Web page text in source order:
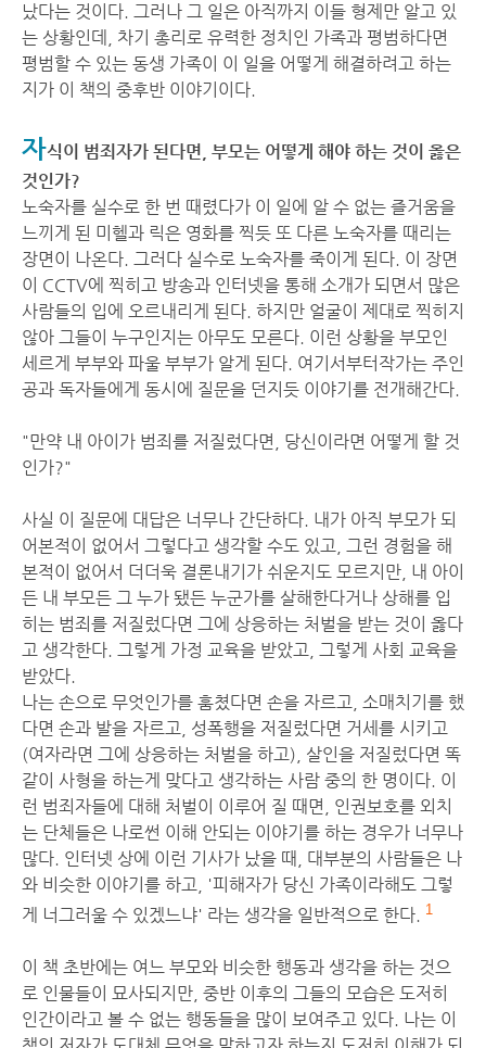
났다는 것이다. 그러나 그 일은 아직까지 이들 형제만 알고 있
는 상황인데, 차기 총리로 유력한 정치인 가족과 평범하다면
평범할 수 있는 동생 가족이 이 일을 어떻게 해결하려고 하는
지가 이 책의 중후반 이야기이다.
자식이 범죄자가 된다면, 부모는 어떻게 해야 하는 것이 옳은
것인가?
노숙자를 실수로 한 번 때렸다가 이 일에 알 수 없는 즐거움을
느끼게 된 미헬과 릭은 영화를 찍듯 또 다른 노숙자를 때리는
장면이 나온다. 그러다 실수로 노숙자를 죽이게 된다. 이 장면
이 CCTV에 찍히고 방송과 인터넷을 통해 소개가 되면서 많은
사람들의 입에 오르내리게 된다. 하지만 얼굴이 제대로 찍히지
않아 그들이 누구인지는 아무도 모른다. 이런 상황을 부모인
세르게 부부와 파울 부부가 알게 된다. 여기서부터작가는 주인
공과 독자들에게 동시에 질문을 던지듯 이야기를 전개해간다.
"만약 내 아이가 범죄를 저질렀다면, 당신이라면 어떻게 할 것
인가?"
사실 이 질문에 대답은 너무나 간단하다. 내가 아직 부모가 되
어본적이 없어서 그렇다고 생각할 수도 있고, 그런 경험을 해
본적이 없어서 더더욱 결론내기가 쉬운지도 모르지만, 내 아이
든 내 부모든 그 누가 됐든 누군가를 살해한다거나 상해를 입
히는 범죄를 저질렀다면 그에 상응하는 처벌을 받는 것이 옳다
고 생각한다. 그렇게 가정 교육을 받았고, 그렇게 사회 교육을
받았다.
나는 손으로 무엇인가를 훔쳤다면 손을 자르고, 소매치기를 했
다면 손과 발을 자르고, 성폭행을 저질렀다면 거세를 시키고
(여자라면 그에 상응하는 처벌을 하고), 살인을 저질렀다면 똑
같이 사형을 하는게 맞다고 생각하는 사람 중의 한 명이다. 이
런 범죄자들에 대해 처벌이 이루어 질 때면, 인권보호를 외치
는 단체들은 나로썬 이해 안되는 이야기를 하는 경우가 너무나
많다. 인터넷 상에 이런 기사가 났을 때, 대부분의 사람들은 나
와 비슷한 이야기를 하고, '피해자가 당신 가족이라해도 그렇
게 너그러울 수 있겠느냐' 라는 생각을 일반적으로 한다.
1
이 책 초반에는 여느 부모와 비슷한 행동과 생각을 하는 것으
로 인물들이 묘사되지만, 중반 이후의 그들의 모습은 도저히
인간이라고 볼 수 없는 행동들을 많이 보여주고 있다. 나는 이